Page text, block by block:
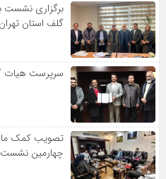
برگزاری
گلف استان تهران
سرپرست هیات
تصویب کمک
چهارمین